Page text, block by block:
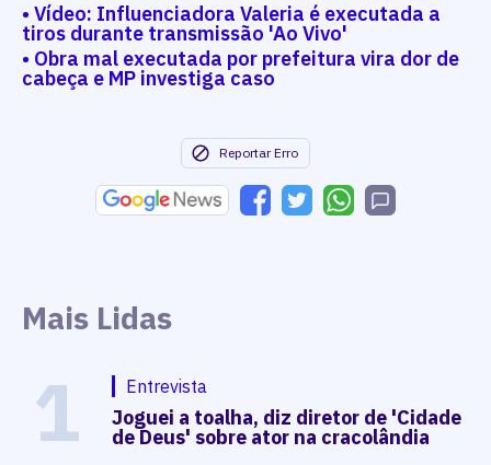
• Vídeo: Influenciadora Valeria é executada a
tiros durante transmissão 'Ao Vivo'
• Obra mal executada por prefeitura vira dor de
cabeça e MP investiga caso
Reportar Erro
Mais Lidas
1 Entrevista
Joguei a toalha, diz diretor de 'Cidade
de Deus' sobre ator na cracolândia